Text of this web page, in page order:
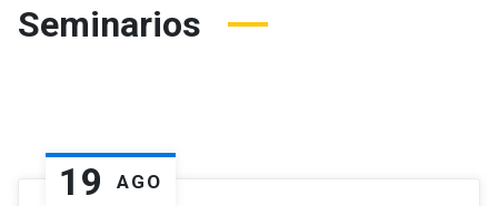
Seminarios
19 AGO